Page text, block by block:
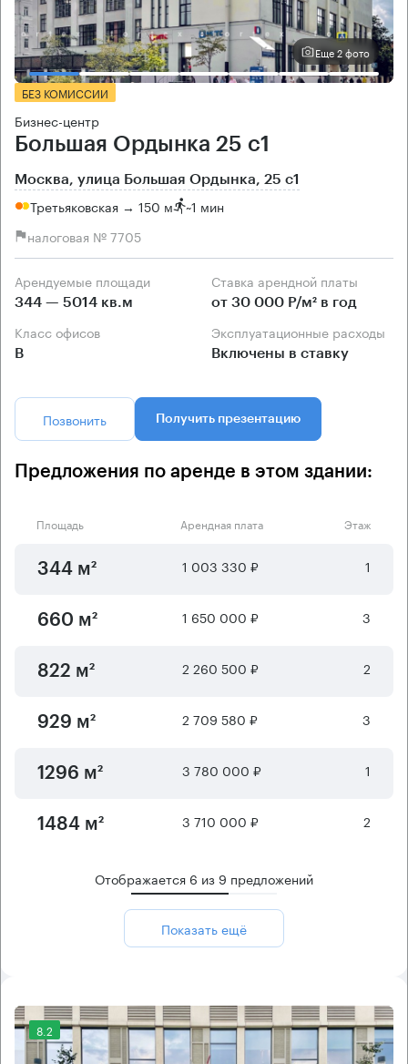
Еще 2 фото
БЕЗ КОМИССИИ
Бизнес-центр
Большая Ордынка 25 с1
Москва, улица Большая Ордынка, 25 с1
Третьяковская → 150 м ~1 мин
налоговая № 7705
Арендуемые площади
344 — 5014 кв.м
Ставка арендной платы
от 30 000 Р/м² в год
Класс офисов
B
Эксплуатационные расходы
Включены в ставку
Позвонить Получить презентацию
Предложения по аренде в этом здании:
Площадь Арендная плата Этаж
344 м² 1 003 330 ₽ 1
660 м² 1 650 000 ₽ 3
822 м² 2 260 500 ₽ 2
929 м² 2 709 580 ₽ 3
1296 м² 3 780 000 ₽ 1
1484 м² 3 710 000 ₽ 2
Отображается 6 из 9 предложений
Показать ещё
8.2